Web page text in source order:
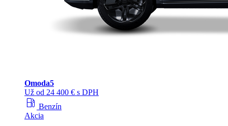
Omoda5
Už od 24 400 € s DPH
local_gas_station Benzín
Akcia